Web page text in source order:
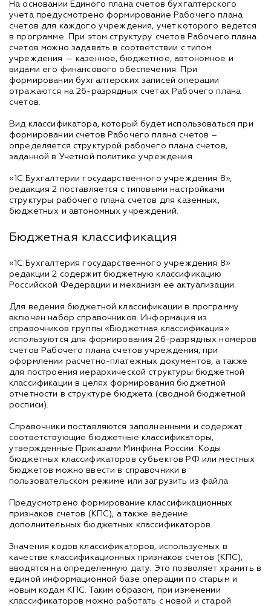
На основании Единого плана счетов бухгалтерского
учета предусмотрено формирование Рабочего плана
счетов для каждого учреждения, учет которого ведется
в программе. При этом структуру счетов Рабочего плана
счетов можно задавать в соответствии с типом
учреждения — казенное, бюджетное, автономное и
видами его финансового обеспечения. При
формировании бухгалтерских записей операции
отражаются на 26-разрядных счетах Рабочего плана
счетов.
Вид классификатора, который будет использоваться при
формировании счетов Рабочего плана счетов –
определяется структурой рабочего плана счетов,
заданной в Учетной политике учреждения.
«1С:Бухгалтерии государственного учреждения 8»,
редакция 2 поставляется с типовыми настройками
структуры рабочего плана счетов для казенных,
бюджетных и автономных учреждений.
Бюджетная классификация
«1С:Бухгалтерия государственного учреждения 8»
редакции 2 содержит бюджетную классификацию
Российской Федерации и механизм ее актуализации.
Для ведения бюджетной классификации в программу
включен набор справочников. Информация из
справочников группы «Бюджетная классификация»
используются для формирования 26-разрядных номеров
счетов Рабочего плана счетов учреждения, при
оформлении расчетно-платежных документов, а также
для построения иерархической структуры бюджетной
классификации в целях формирования бюджетной
отчетности в структуре бюджета (сводной бюджетной
росписи).
Справочники поставляются заполненными и содержат
соответствующие бюджетные классификаторы,
утвержденные Приказами Минфина России. Коды
бюджетных классификаторов субъектов РФ или местных
бюджетов можно ввести в справочники в
пользовательском режиме или загрузить из файла.
Предусмотрено формирование классификационных
признаков счетов (КПС), а также ведение
дополнительных бюджетных классификаторов.
Значения кодов классификаторов, используемых в
качестве классификационных признаков счетов (КПС),
вводятся на определенную дату. Это позволяет хранить в
единой информационной базе операции по старым и
новым кодам КПС. Таким образом, при изменении
классификаторов можно работать с новой и старой